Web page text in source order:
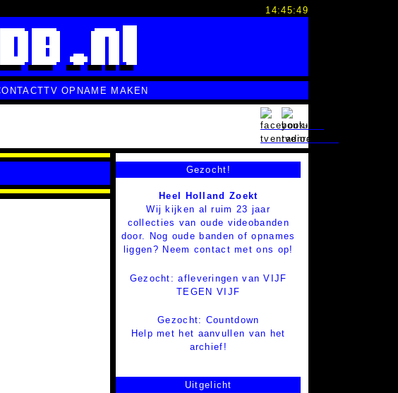
14:45:49
TV OPNAME MAKEN
Gezocht!
Heel Holland Zoekt
Wij kijken al ruim 23 jaar
collecties van oude videobanden
door. Nog oude banden of opnames
liggen? Neem contact met ons op!
Gezocht: afleveringen van VIJF
TEGEN VIJF
Gezocht: Countdown
Help met het aanvullen van het
archief!
Uitgelicht